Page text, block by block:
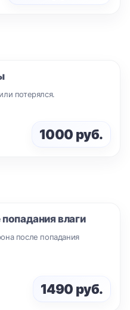
потерялся.
1000 руб.
влаги
после попадания
1490 руб.